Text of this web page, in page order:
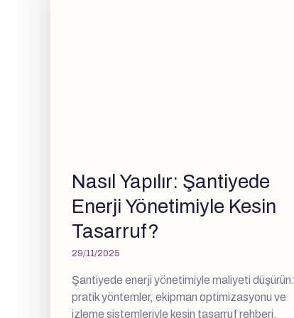
Nasıl Yapılır: Şantiyede
Enerji Yönetimiyle Kesin
Tasarruf?
29/11/2025
Şantiyede enerji yönetimiyle maliyeti düşürün:
pratik yöntemler, ekipman optimizasyonu ve
izleme sistemleriyle kesin tasarruf rehberi.